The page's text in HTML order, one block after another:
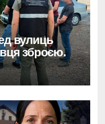
вулиць
зброєю.